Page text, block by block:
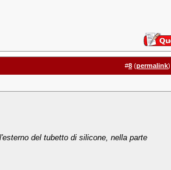
#8 (permalink)
del tubetto di silicone, nella parte